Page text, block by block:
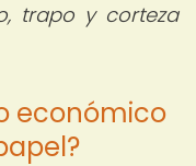
trapo y corteza
económico